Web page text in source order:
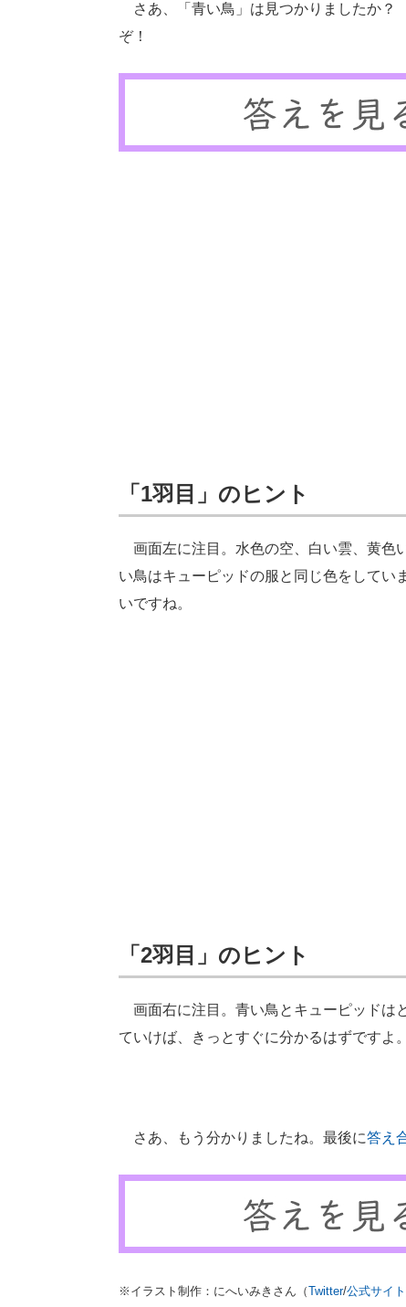
さあ、「青い鳥」は見つかりましたか？
ぞ！
「1羽目」のヒント
画面左に注目。水色の空、白い雲、黄
い鳥はキューピッドの服と同じ色をしてい
いですね。
「2羽目」のヒント
画面右に注目。青い鳥とキューピッドは
ていけば、きっとすぐに分かるはずですよ。
さあ、もう分かりましたね。最後に答え
※イラスト制作：にへいみきさん（Twitter/公式サイト